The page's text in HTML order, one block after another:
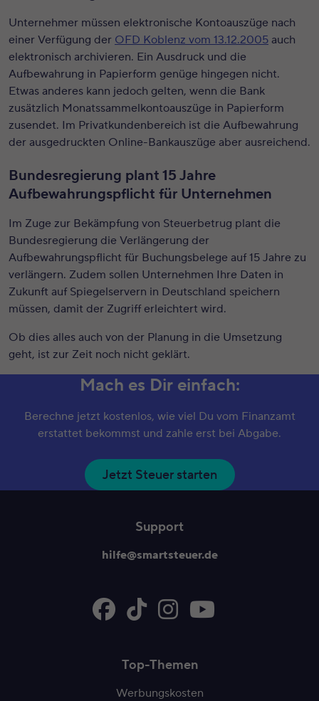
Unternehmer müssen elektronische Kontoauszüge nach
einer Verfügung der OFD Koblenz vom 13.12.2005 auch
elektronisch archivieren. Ein Ausdruck und die
Aufbewahrung in Papierform genüge hingegen nicht.
Etwas anderes kann jedoch gelten, wenn die Bank
zusätzlich Monatssammelkontoauszüge in Papierform
zusendet. Im Privatkundenbereich ist die Aufbewahrung
der ausgedruckten Online-Bankauszüge aber ausreichend.
Bundesregierung plant 15 Jahre
Aufbewahrungspflicht für Unternehmen
Im Zuge zur Bekämpfung von Steuerbetrug plant die
Bundesregierung die Verlängerung der
Aufbewahrungspflicht für Buchungsbelege auf 15 Jahre zu
verlängern. Zudem sollen Unternehmen Ihre Daten in
Zukunft auf Spiegelservern in Deutschland speichern
müssen, damit der Zugriff erleichtert wird.
Ob dies alles auch von der Planung in die Umsetzung
geht, ist zur Zeit noch nicht geklärt.
Mach es Dir einfach:
Berechne jetzt kostenlos, wie viel Du vom Finanzamt
erstattet bekommst und zahle erst bei Abgabe.
Jetzt Steuer starten
Support
hilfe@smartsteuer.de
Top-Themen
Werbungskosten